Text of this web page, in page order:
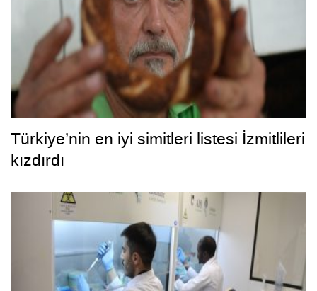
Türkiye’nin en iyi simitleri listesi İzmitlileri
kızdırdı